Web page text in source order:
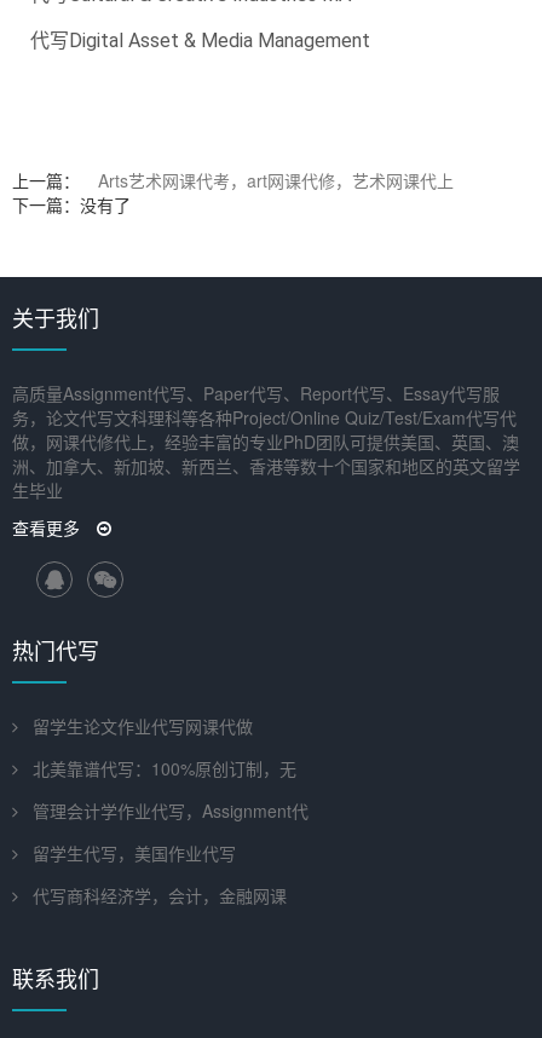
代写Digital Asset & Media Management
上一篇：
Arts艺术网课代考，art网课代修，艺术网课代上
下一篇：没有了
关于我们
高质量Assignment代写、Paper代写、Report代写、Essay代写服
务，论文代写文科理科等各种Project/Online Quiz/Test/Exam代写代
做，网课代修代上，经验丰富的专业PhD团队可提供美国、英国、澳
洲、加拿大、新加坡、新西兰、香港等数十个国家和地区的英文留学
生毕业
查看更多
热门代写
留学生论文作业代写网课代做
北美靠谱代写：100%原创订制，无
管理会计学作业代写，Assignment代
留学生代写，美国作业代写
代写商科经济学，会计，金融网课
联系我们